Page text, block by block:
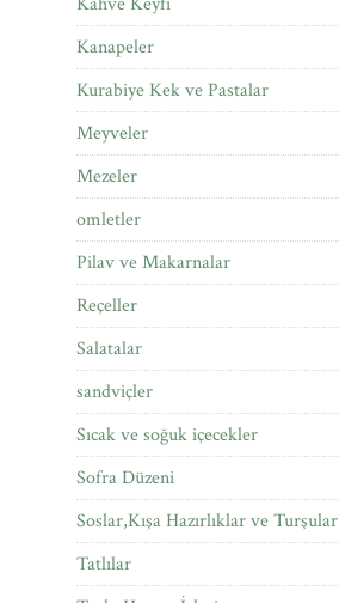
Kanapeler
Kurabiye Kek ve Pastalar
Meyveler
Mezeler
omletler
Pilav ve Makarnalar
Reçeller
Salatalar
sandviçler
Sıcak ve soğuk içecekler
Sofra Düzeni
Soslar,Kışa Hazırlıklar ve Turşular
Tatlılar